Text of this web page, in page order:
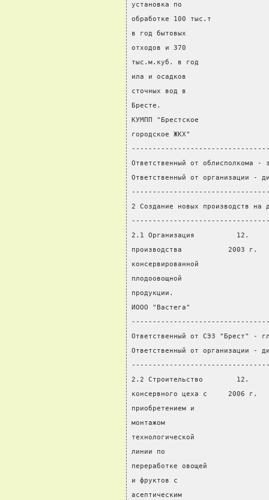
установка по
обработке 100 тыс.т
в год бытовых
отходов и 370
тыс.м.куб. в год
ила и осадков
сточных вод в
Бресте.
КУМПП "Брестское
городское ЖКХ"
Ответственный от облисполкома -
Ответственный от организации -
2 Создание новых производств на
2.1 Организация
производства           2003 г.
консервированной
плодоовощной
продукции.
ИООО "Вастега"
Ответственный от СЭЗ "Брест" -
Ответственный от организации -
2.2 Строительство
консервного цеха с
приобретением и
монтажом
технологической
линии по
переработке овощей
и фруктов с
асептическим